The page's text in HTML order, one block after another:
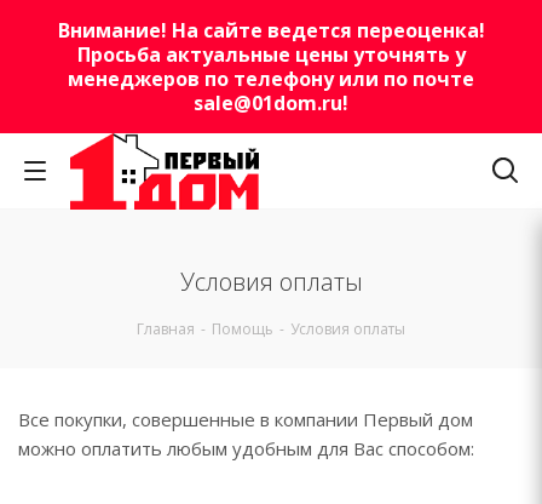
Внимание! На сайте ведется переоценка!
Просьба актуальные цены уточнять у
менеджеров по телефону или по почте
sale@01dom.ru!
Условия оплаты
Главная - Помощь - Условия оплаты
Все покупки, совершенные в компании Первый дом
можно оплатить любым удобным для Вас способом: